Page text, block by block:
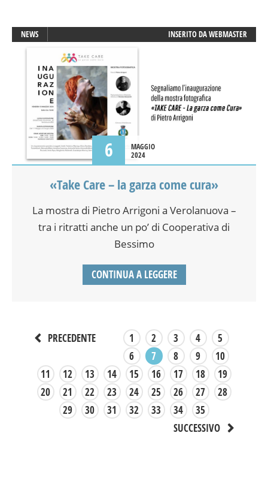
NEWS INSERITO DAWEBMASTER
6
MAGGIO
2024
«Take Care – la garza come cura»
La mostra di Pietro Arrigoni a Verolanuova –
tra i ritratti anche un po’ di Cooperativa di
Bessimo
CONTINUA A LEGGERE
PRECEDENTE 1 2 3 4
5
6
7 8 9
10
11
12 13 14 15 16 17 18
19
20
21 22 23 24 25 26 27
28
29
30 31 32 33 34
35
SUCCESSIVO